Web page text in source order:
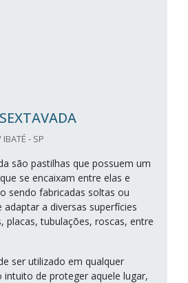
IBATÉ - SP
são pastilhas que possuem um
se encaixam entre elas e
sendo fabricadas soltas ou
a diversas superfícies
placas, tubulações, roscas, entre
ser utilizado em qualquer
de proteger aquele lugar,